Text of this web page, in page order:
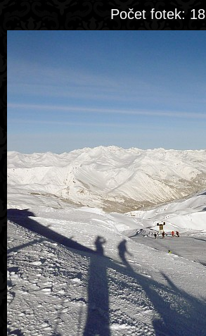
Počet fotek: 18